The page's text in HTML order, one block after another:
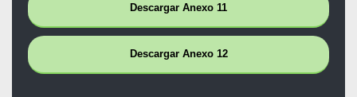
Descargar Anexo 11
Descargar Anexo 12